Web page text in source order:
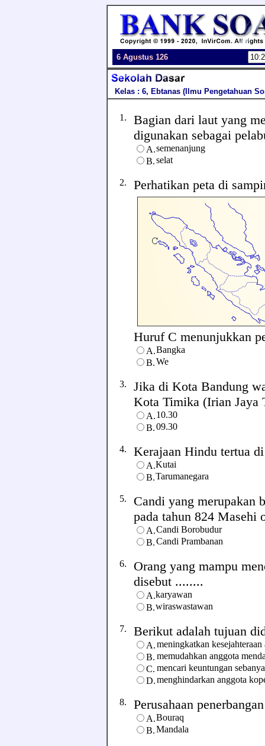
6 Agustus 126
Kelas : 6, Ebtanas (Ilmu Pengetahuan
1. Bagian dari laut yang
digunakan sebagai
A.semenanjung
B.selat
2. Perhatikan peta di
Huruf C menunjukkan
A.Bangka
B.We
3. Jika di Kota Bandung
Kota Timika (Irian Jaya
A.10.30
B.09.30
4. Kerajaan Hindu tertua
A.Kutai
B.Tarumanegara
5. Candi yang merupakan
pada tahun 824 Masehi
A.Candi Borobudur
B.Candi Prambanan
6. Orang yang mampu
disebut ........
A.karyawan
B.wiraswastawan
7. Berikut adalah tujuan
A.meningkatkan kesejahteraan
B. memudahkan anggota
C. mencari keuntungan
D.menghindarkan anggota
8. Perusahaan
A.Bouraq
B.Mandala